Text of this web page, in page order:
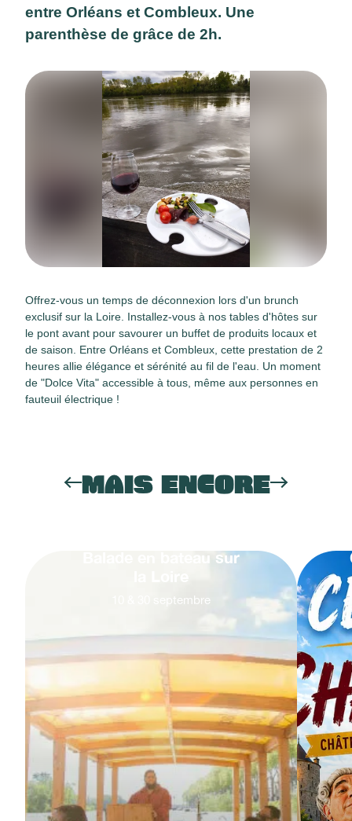
entre Orléans et Combleux. Une
parenthèse de grâce de 2h.
Offrez-vous un temps de déconnexion lors d'un brunch
exclusif sur la Loire. Installez-vous à nos tables d'hôtes sur
le pont avant pour savourer un buffet de produits locaux et
de saison. Entre Orléans et Combleux, cette prestation de 2
heures allie élégance et sérénité au fil de l'eau. Un moment
de "Dolce Vita" accessible à tous, même aux personnes en
fauteuil électrique !
MAIS ENCORE
Balade en bateau sur
septembre